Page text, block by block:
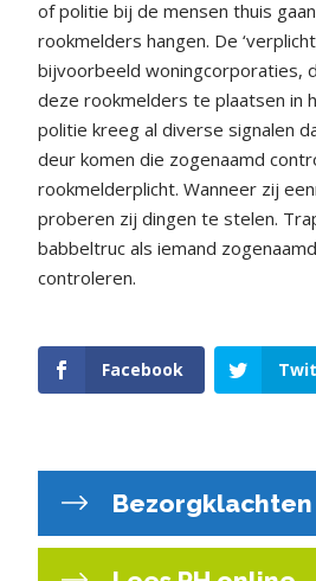
of politie bij de mensen thuis
rookmelders hangen. De
bijvoorbeeld woningcorporaties,
deze rookmelders te plaatsen in
politie kreeg al diverse signalen
deur komen die zogenaamd
rookmelderplicht. Wanneer zij
proberen zij dingen te stelen.
babbeltruc als iemand
controleren.
Facebook
Bezorgklachten